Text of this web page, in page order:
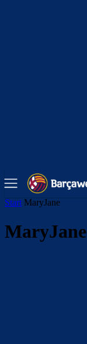
Start MaryJane
MaryJane